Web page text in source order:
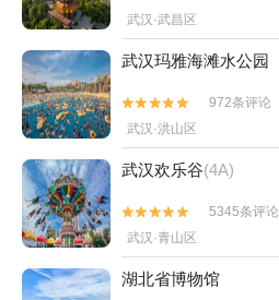
武汉·武昌区
武汉玛雅海滩水公园


972条评论
武汉·洪山区
武汉欢乐谷(4A)


5345条评论
武汉·青山区
湖北省博物馆